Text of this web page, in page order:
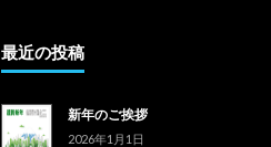
最近の投稿
新年のご挨拶
2026年1月1日